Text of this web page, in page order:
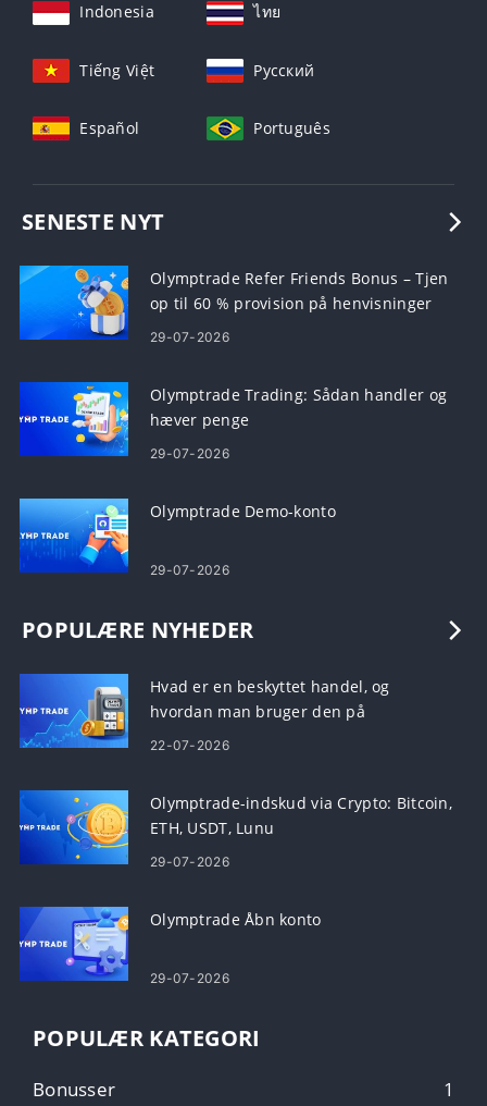
Indonesia ไทย
Tiếng Việt Русский
Español Português
SENESTE NYT
Olymptrade Refer Friends Bonus – Tjen
op til 60 % provision på henvisninger
29-07-2026
Olymptrade Trading: Sådan handler og
hæver penge
29-07-2026
Olymptrade Demo-konto
29-07-2026
POPULÆRE NYHEDER
Hvad er en beskyttet handel, og
hvordan man bruger den på
Olymptrade
22-07-2026
Olymptrade-indskud via Crypto: Bitcoin,
ETH, USDT, Lunu
29-07-2026
Olymptrade Åbn konto
29-07-2026
POPULÆR KATEGORI
Bonusser
1